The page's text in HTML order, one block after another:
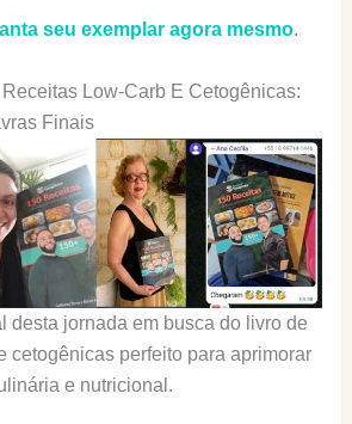
seu exemplar agora mesmo.
Low-Carb E Cetogênicas:
Finais
desta jornada em busca do livro de
cetogênicas perfeito para aprimorar
e nutricional.